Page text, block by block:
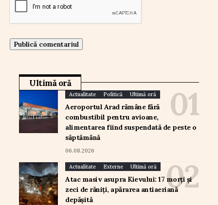
Ultimă oră
Actualitate Politică Ultimă oră
Aeroportul Arad rămâne fără
combustibil pentru avioane,
alimentarea fiind suspendată de peste o
săptămână
06.08.2026
Actualitate Externe Ultimă oră
Atac masiv asupra Kievului: 17 morți și
zeci de răniți, apărarea antiaeriană
depășită